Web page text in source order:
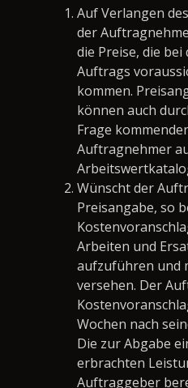
Auf Verlangen
der
die Preise, die
Auftrags
kommen.
können auch
Frage
Auftragnehmer
Wünscht der
Preisangabe, so
Arbeiten und
aufzuführen und
versehen. Der
Wochen nach
Die zur Abgabe
erbrachten
Auftraggeber